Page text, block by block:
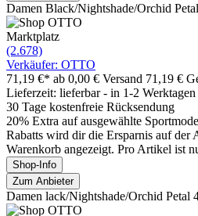
Damen Black/Nightshade/Orchid
Marktplatz
(2.678)
Verkäufer: OTTO
71,19 €* ab 0,00 € Versand 71,19 €
Lieferzeit: lieferbar - in 1-2
30 Tage kostenfreie Rücksendung
20% Extra auf ausgewählte
Rabatts wird dir die Ersparnis auf der
Warenkorb angezeigt. Pro Artikel ist
Shop-Info
Zum Anbieter
Damen lack/Nightshade/Orchid Petal